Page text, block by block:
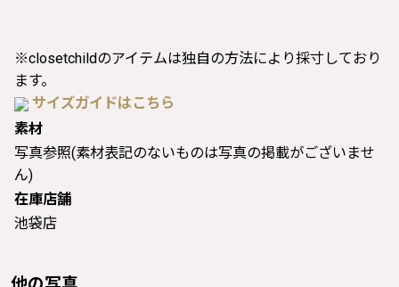
※closetchildのアイテムは独自の方法により採寸しており
ます。
サイズガイドはこちら
素材
写真参照(素材表記のないものは写真の掲載がございませ
ん)
在庫店舗
池袋店